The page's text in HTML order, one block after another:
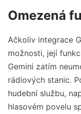
Omezená
Ačkoliv integrace
možnosti, její
Gemini zatím
rádiových stanic.
hudební službu,
hlasovém povelu